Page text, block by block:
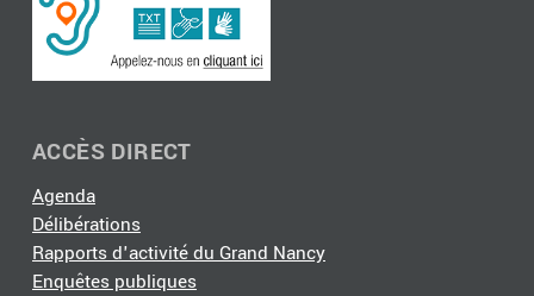
ACCÈS DIRECT
Agenda
Délibérations
Rapports d'activité du Grand Nancy
Enquêtes publiques